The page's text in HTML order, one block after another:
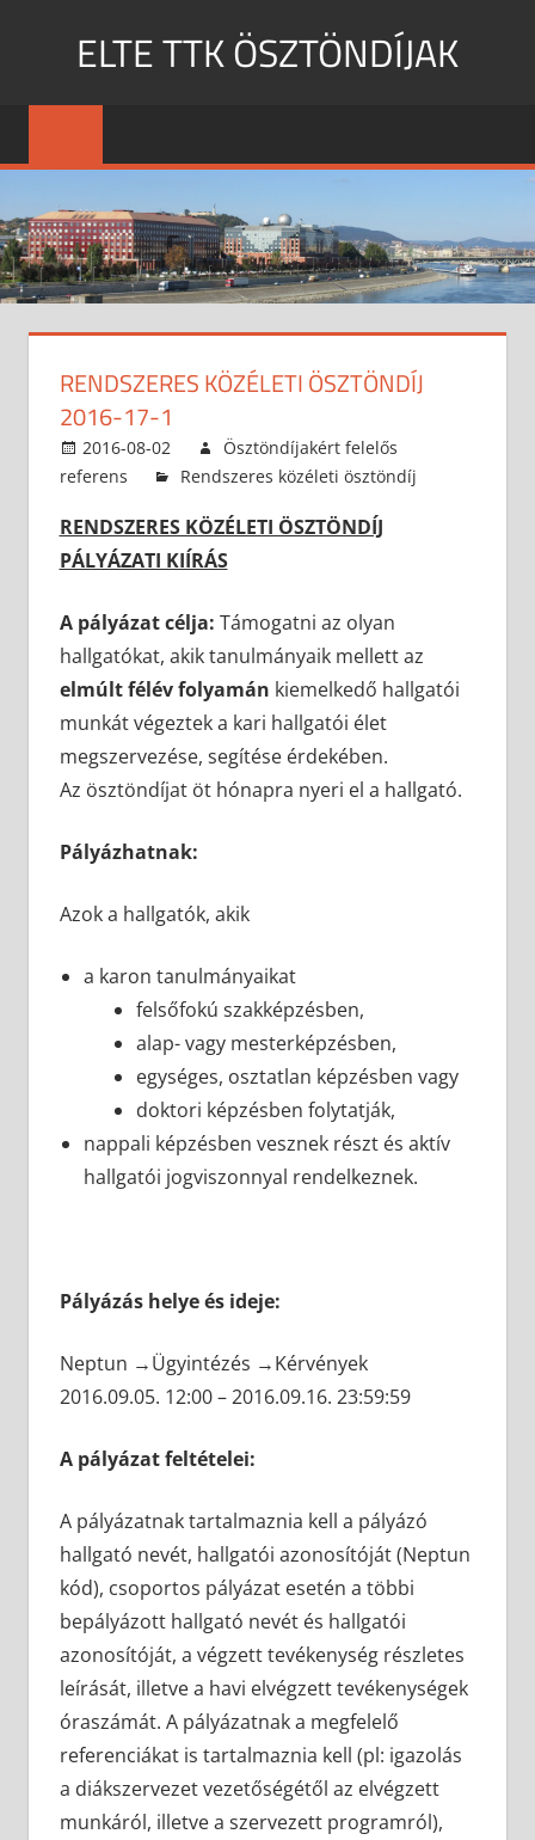
ELTE TTK ÖSZTÖNDÍJAK
RENDSZERES KÖZÉLETI ÖSZTÖNDÍJ
2016-17-1
2016-08-02
Ösztöndíjakért felelős
referens
Rendszeres közéleti ösztöndíj
RENDSZERES KÖZÉLETI ÖSZTÖNDÍJ
PÁLYÁZATI KIÍRÁS
A pályázat célja: Támogatni az olyan
hallgatókat, akik tanulmányaik mellett az
elmúlt félév folyamán kiemelkedő hallgatói
munkát végeztek a kari hallgatói élet
megszervezése, segítése érdekében.
Az ösztöndíjat öt hónapra nyeri el a hallgató.
Pályázhatnak:
Azok a hallgatók, akik
a karon tanulmányaikat
felsőfokú szakképzésben,
alap- vagy mesterképzésben,
egységes, osztatlan képzésben vagy
doktori képzésben folytatják,
nappali képzésben vesznek részt és aktív
hallgatói jogviszonnyal rendelkeznek.
Pályázás helye és ideje:
Neptun →Ügyintézés →Kérvények
2016.09.05. 12:00 – 2016.09.16. 23:59:59
A pályázat feltételei:
A pályázatnak tartalmaznia kell a pályázó
hallgató nevét, hallgatói azonosítóját (Neptun
kód), csoportos pályázat esetén a többi
bepályázott hallgató nevét és hallgatói
azonosítóját, a végzett tevékenység részletes
leírását, illetve a havi elvégzett tevékenységek
óraszámát. A pályázatnak a megfelelő
referenciákat is tartalmaznia kell (pl: igazolás
a diákszervezet vezetőségétől az elvégzett
munkáról, illetve a szervezett programról),